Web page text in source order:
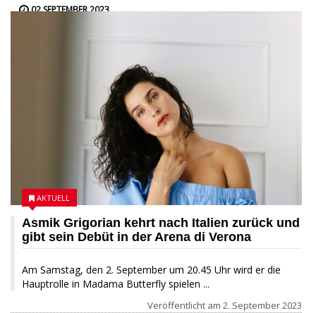
02 SEPTEMBER 2023
Asmik Grigorian kehrt nach Italien zurück und
gibt sein Debüt in der Arena di Verona
Am Samstag, den 2. September um 20.45 Uhr wird er die
Hauptrolle in Madama Butterfly spielen ...
AKTUELL
Veröffentlicht am 2. September 2023